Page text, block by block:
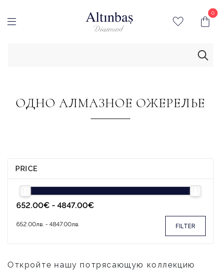
0
0
ОДНО АЛМАЗНОЕ ОЖЕРЕЛЬЕ
PRICE
FILTER
Откройте нашу потрясающую коллекцию